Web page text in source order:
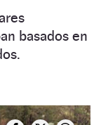
basados en